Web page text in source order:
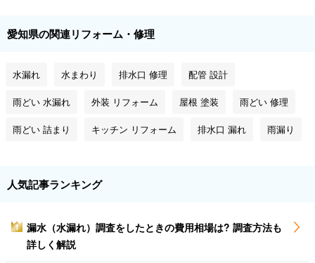
愛知県の関連リフォーム・修理
水漏れ 水まわり 排水口 修理 配管 設計
雨どい 水漏れ 外装 リフォーム 屋根 塗装 雨どい 修理
雨どい 詰まり キッチン リフォーム 排水口 漏れ 雨漏り
人気記事ランキング
1
漏水（水漏れ）調査をしたときの費用相場は? 調査方法も
詳しく解説